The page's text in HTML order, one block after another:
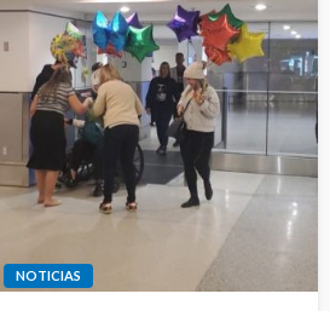
NOTICIAS